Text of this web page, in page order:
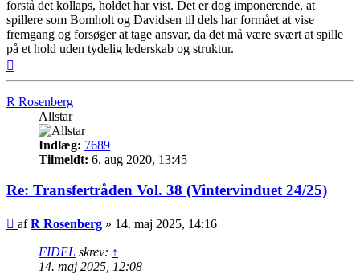
forstå det kollaps, holdet har vist. Det er dog imponerende, at
spillere som Bomholt og Davidsen til dels har formået at vise
fremgang og forsøger at tage ansvar, da det må være svært at spille
på et hold uden tydelig lederskab og struktur.
R Rosenberg
Allstar
Indlæg: 7689
Tilmeldt: 6. aug 2020, 13:45
Re: Transfertråden Vol. 38 (Vintervinduet 24/25)
Indlæg
afR Rosenberg » 14. maj 2025, 14:16
FIDEL skrev: ↑
14. maj 2025, 12:08